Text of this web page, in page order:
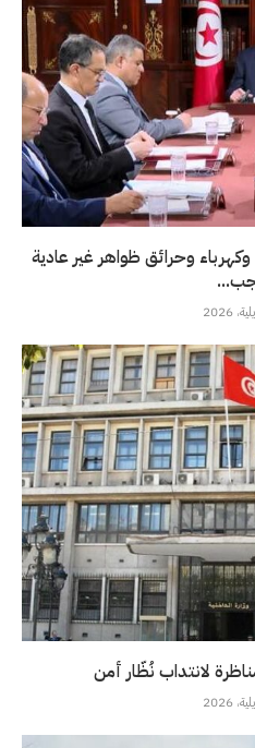
وحرائق ظواهر غير عادية
لانتداب نُظّار أمن